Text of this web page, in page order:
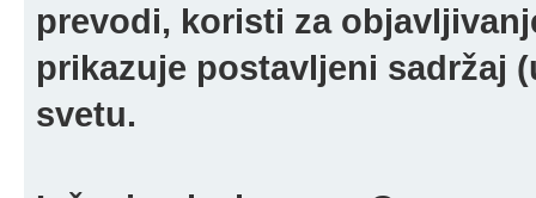
prevodi, koristi za
prikazuje postavljeni sadržaj
svetu.